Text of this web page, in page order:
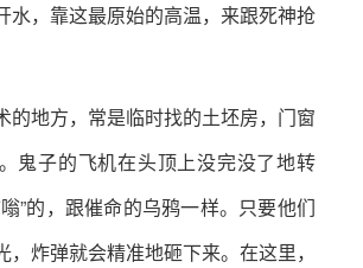
水，靠这最原始的高温，来跟死神抢
的地方，常是临时找的土坯房，门窗
鬼子的飞机在头顶上没完没了地转
”的，跟催命的乌鸦一样。只要他们
，炸弹就会精准地砸下来。在这里，